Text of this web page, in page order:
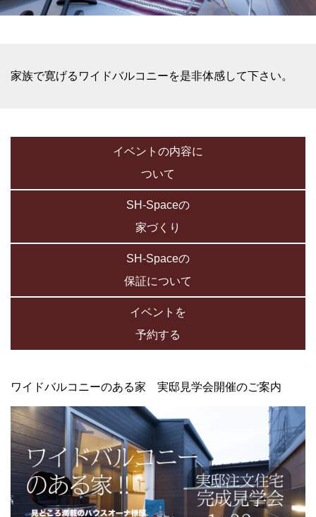
家族で寛げるワイドバルコニーを是非体感して下さい。
イベントの内容に
ついて
SH-Spaceの
家づくり
SH-Spaceの
保証について
イベントを
予約する
ワイドバルコニーのある家 実邸見学会開催のご案内